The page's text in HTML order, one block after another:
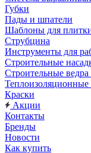
Губки
Пады и шпатели
Шаблоны для
Струбцина
Инструменты для
Строительные
Строительные
Краски
Акции
Контакты
Бренды
Новости
Как купить